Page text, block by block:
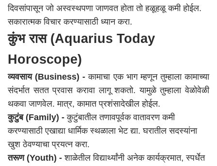
दिवसांपासून जो अस्वस्थपणा जाणवत होता तो हळूहळू कमी होईल.
सकारात्मक विचार करण्यासाठी ध्यान करा.
कुंभ रास (Aquarius Today
Horoscope)
व्यवसाय (Business) -कामाचा एक भाग म्हणून तुम्हाला कामाच्या
संदर्भात सतत प्रवास करावा लागू शकतो. यामुळे तुम्हाला वेळोवेळी
थकवा जाणवेल. मात्र, कामात प्रशंसादेखील होईल.
कुटुंब (Family) - कुटुंबातील तणावपूर्वक वातावरण कमी
करण्यासाठी एखाद्या धार्मिक स्थळाला भेट द्या. घरातील सदस्यांना
खुश ठेवण्याचा प्रयत्न करा.
तरूण (Youth) - शाळेतील विद्यार्थ्यांनी अनेक कार्यक्रमात, स्पर्धेत